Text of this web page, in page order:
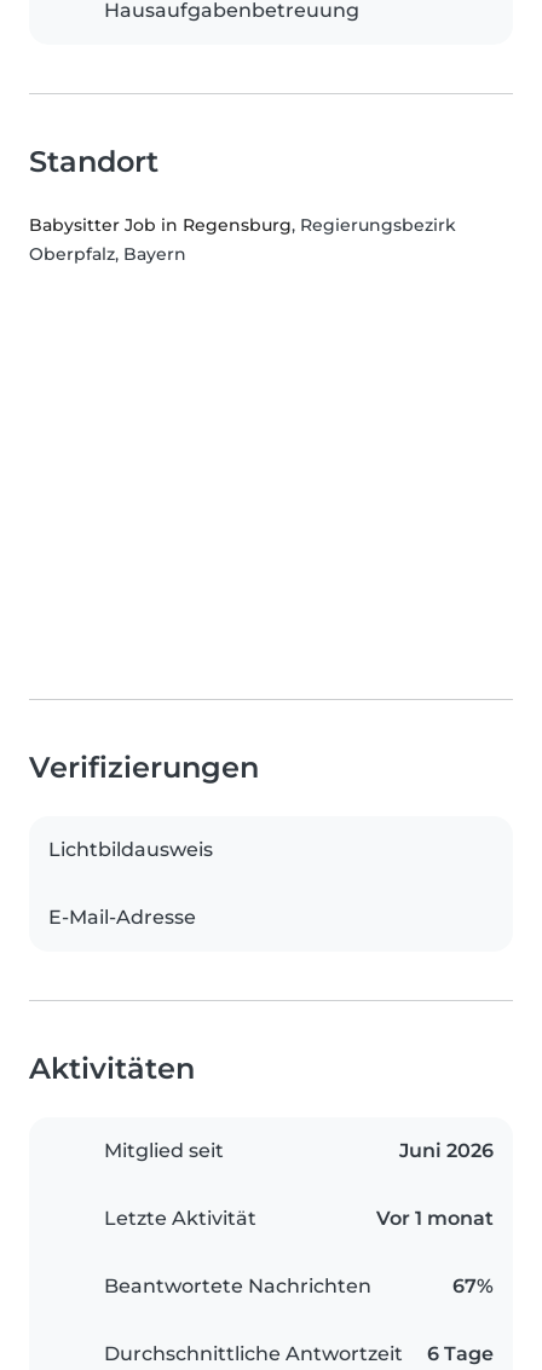
Hausaufgabenbetreuung
Standort
Babysitter Job in Regensburg, Regierungsbezirk
Oberpfalz, Bayern
Verifizierungen
Lichtbildausweis
E-Mail-Adresse
Aktivitäten
Mitglied seit Juni 2026
Letzte Aktivität Vor 1 monat
Beantwortete Nachrichten 67%
Durchschnittliche Antwortzeit 6 Tage